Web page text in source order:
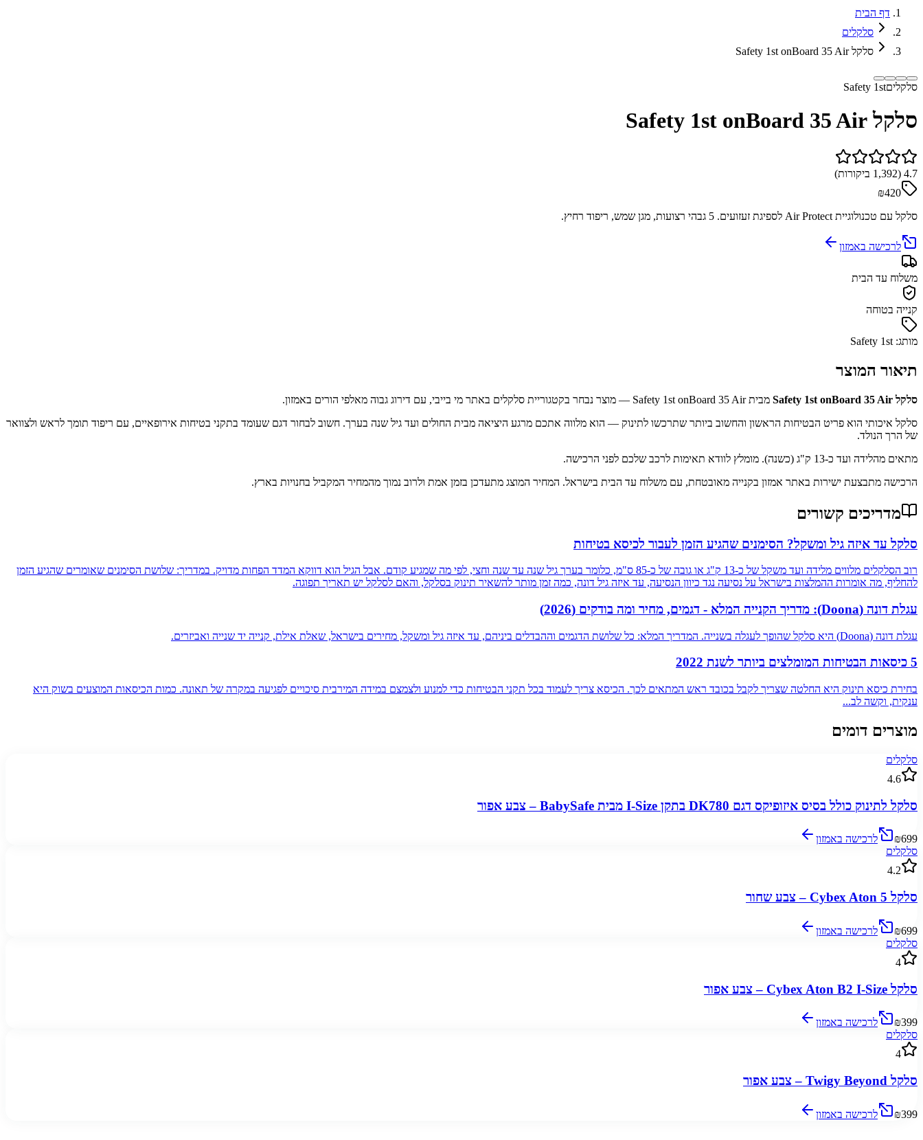
דף הבית
סלקלים
סלקל Safety 1st onBoard 35 Air
סלקליםSafety 1st
סלקל Safety 1st onBoard 35 Air
4.7
(
1,392 ביקורות)
₪420
סלקל עם טכנולוגיית Air Protect לספיגת זעזועים. 5 גבהי רצועות, מגן שמש, ריפוד רחיץ.
לרכישה באמזון
משלוח עד הבית
קנייה בטוחה
מותג: Safety 1st
תיאור המוצר
סלקל Safety 1st onBoard 35 Air
מבית Safety 1st onBoard 35 Air — מוצר נבחר בקטגוריית סלקלים באתר מי בייבי, עם דירוג גבוה מאלפי הורים באמזון.
סלקל איכותי הוא פריט הבטיחות הראשון והחשוב ביותר שתרכשו לתינוק — הוא מלווה אתכם מרגע היציאה מבית החולים ועד גיל שנה בערך. חשוב לבחור דגם שעומד בתקני בטיחות אירופאיים, עם ריפוד תומך לראש ולצוואר
של הרך הנולד.
מתאים מהלידה ועד כ-13 ק"ג (כשנה). מומלץ לוודא תאימות לרכב שלכם לפני הרכישה.
הרכישה מתבצעת ישירות באתר אמזון בקנייה מאובטחת, עם משלוח עד הבית בישראל. המחיר המוצג מתעדכן בזמן אמת ולרוב נמוך מהמחיר המקביל בחנויות בארץ.
מדריכים קשורים
סלקל עד איזה גיל ומשקל? הסימנים שהגיע הזמן לעבור לכיסא בטיחות
רוב הסלקלים מלווים מלידה ועד משקל של כ-13 ק"ג או גובה של כ-85 ס"מ, כלומר בערך גיל שנה עד שנה וחצי, לפי מה שמגיע קודם. אבל הגיל הוא דווקא המדד הפחות מדויק. במדריך: שלושת הסימנים שאומרים שהגיע הזמן
להחליף, מה אומרות ההמלצות בישראל על נסיעה נגד כיוון הנסיעה, עד איזה גיל דונה, כמה זמן מותר להשאיר תינוק בסלקל, והאם לסלקל יש תאריך תפוגה.
עגלת דונה (Doona): מדריך הקנייה המלא - דגמים, מחיר ומה בודקים (2026)
עגלת דונה (Doona) היא סלקל שהופך לעגלה בשנייה. המדריך המלא: כל שלושת הדגמים וההבדלים ביניהם, עד איזה גיל ומשקל, מחירים בישראל, שאלת אילת, קנייה יד שנייה ואביזרים.
5 כיסאות הבטיחות המומלצים ביותר לשנת 2022
בחירת כיסא תינוק היא החלטה שצריך לקבל בכובד ראש המתאים לכך. הכיסא צריך לעמוד בכל תקני הבטיחות כדי למנוע ולצמצם במידה המירבית סיכויים לפגיעה במקרה של תאונה. כמות הכיסאות המוצעים בשוק היא
ענקית, וקשה לב...
מוצרים דומים
סלקלים
4.6
סלקל לתינוק כולל בסיס איזופיקס דגם DK780 בתקן I-Size מבית BabySafe – צבע אפור
₪699
לרכישה באמזון
סלקלים
4.2
סלקל Cybex Aton 5 – צבע שחור
₪699
לרכישה באמזון
סלקלים
4
סלקל Cybex Aton B2 I-Size – צבע אפור
₪399
לרכישה באמזון
סלקלים
4
סלקל Twigy Beyond – צבע אפור
₪399 לרכישה באמזון